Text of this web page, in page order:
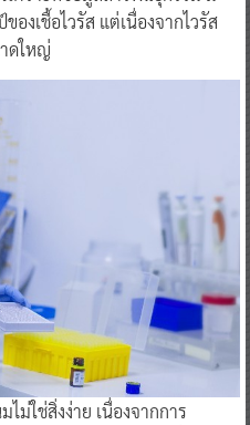
งเชื้อไวรัส แต่เนื่องจากไวรัส
ดใหญ่
ม่ใช่สิ่งง่าย เนื่องจากการ